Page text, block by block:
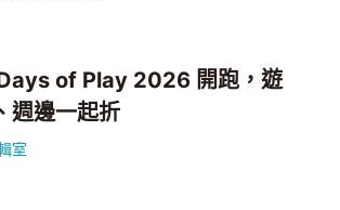
of Play 2026 開跑，遊
週邊一起折
室